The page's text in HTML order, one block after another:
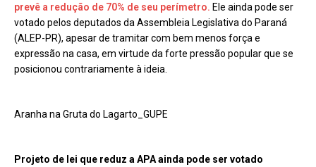
prevê a redução de 70% de seu perímetro. Ele ainda pode ser
votado pelos deputados da Assembleia Legislativa do Paraná
(ALEP-PR), apesar de tramitar com bem menos força e
expressão na casa, em virtude da forte pressão popular que se
posicionou contrariamente à ideia.
Aranha na Gruta do Lagarto_GUPE
Projeto de lei que reduz a APA ainda pode ser votado